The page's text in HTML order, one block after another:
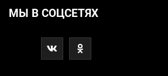
МЫ В СОЦСЕТЯХ